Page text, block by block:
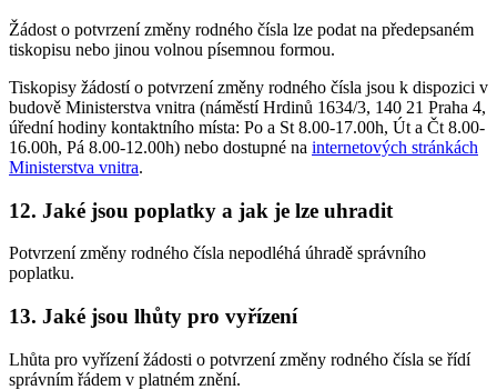
Žádost o potvrzení změny rodného čísla lze podat na předepsaném
tiskopisu nebo jinou volnou písemnou formou.
Tiskopisy žádostí o potvrzení změny rodného čísla jsou k dispozici v
budově Ministerstva vnitra (náměstí Hrdinů 1634/3, 140 21 Praha 4,
úřední hodiny kontaktního místa: Po a St 8.00-17.00h, Út a Čt 8.00-
16.00h, Pá 8.00-12.00h) nebo dostupné na internetových stránkách
Ministerstva vnitra.
12. Jaké jsou poplatky a jak je lze uhradit
Potvrzení změny rodného čísla nepodléhá úhradě správního
poplatku.
13. Jaké jsou lhůty pro vyřízení
Lhůta pro vyřízení žádosti o potvrzení změny rodného čísla se řídí
správním řádem v platném znění.